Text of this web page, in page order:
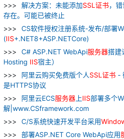
解决方案：未能添加SSL 证书，
存在。可能已被终止
CS软件授权注册系统-发布/部署
(IIS+.NET8+ASP.NETCore)
C# ASP.NET WebApi服务器搭建
Hosting IIS宿主）
阿里云购买免费版个人SSL 证书 -
是HTTPS协议
阿里云ECS服务器 上IIS部署多个
解|www.CSframework.com
C/S系统快速开发平台采用
部署ASP.NET Core WebApi应用